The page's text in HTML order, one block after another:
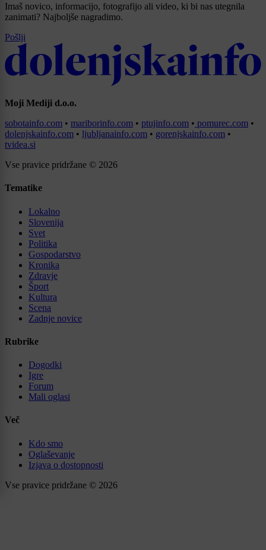
Imaš novico, informacijo, fotografijo ali video, ki bi nas utegnila
zanimati? Najboljše nagradimo.
Pošlji
Moji Mediji d.o.o.
sobotainfo.com • mariborinfo.com • ptujinfo.com • pomurec.com •
dolenjskainfo.com • ljubljanainfo.com • gorenjskainfo.com •
tvidea.si
Vse pravice pridržane © 2026
Tematike
Lokalno
Slovenija
Svet
Politika
Gospodarstvo
Kronika
Zdravje
Šport
Kultura
Scena
Zadnje novice
Rubrike
Dogodki
Igre
Forum
Mali oglasi
Več
Kdo smo
Oglaševanje
Izjava o dostopnosti
Vse pravice pridržane © 2026